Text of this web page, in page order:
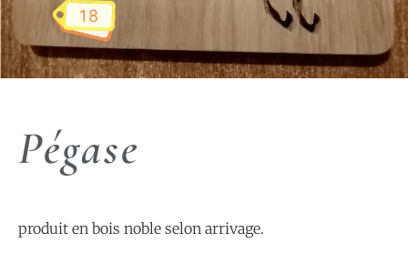
Pégase
produit en bois noble selon arrivage.